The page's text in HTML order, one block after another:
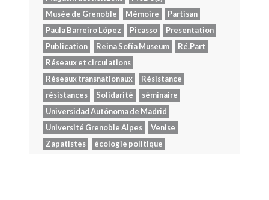
Musée de Grenoble
Mémoire
Partisan
Paula Barreiro López
Picasso
Presentation
Publication
Reina Sofía Museum
Ré.Part
Réseaux et circulations
Réseaux transnationaux
Résistance
résistances
Solidarité
séminaire
Universidad Autónoma de Madrid
Université Grenoble Alpes
Venise
Zapatistes
écologie politique